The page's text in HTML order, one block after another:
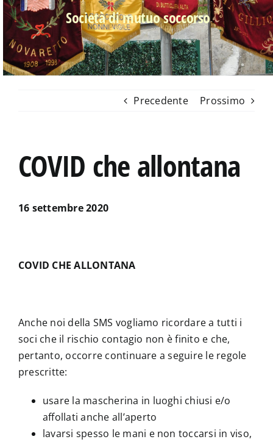
Società di mutuo soccorso
Precedente Prossimo
COVID che allontana
16 settembre 2020
COVID CHE ALLONTANA
Anche noi della SMS vogliamo ricordare a tutti i
soci che il rischio contagio non è finito e che,
pertanto, occorre continuare a seguire le regole
prescritte:
usare la mascherina in luoghi chiusi e/o
affollati anche all’aperto
lavarsi spesso le mani e non toccarsi in viso,